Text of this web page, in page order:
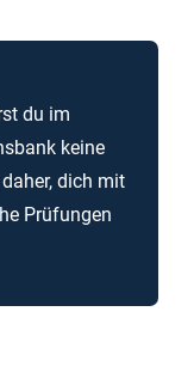
du im
keine
dich mit
Prüfungen